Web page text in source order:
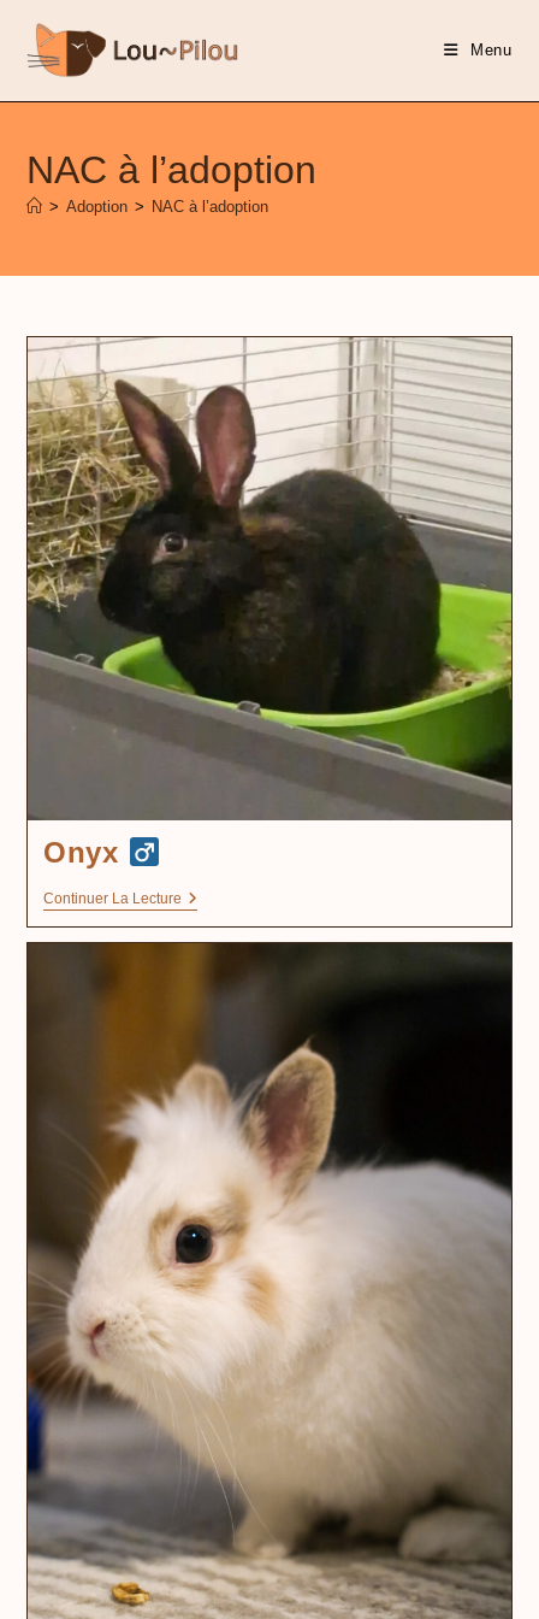
Menu
NAC à l’adoption
> Adoption > NAC à l’adoption
Onyx
Continuer La Lecture